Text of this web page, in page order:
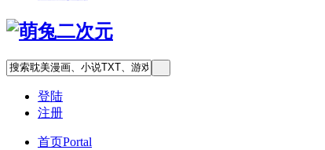
登陆
注册
首页Portal